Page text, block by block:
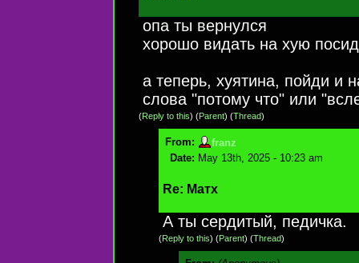
опа ты вернулся
хорошо видать на хую
а теперь, хуятина, пойди и
слова "потому что" или
(Reply to this) (Parent) (Thread)
From:
franz
Date: May 13th, 2025 - 10:23 am
Re: Матх
А ты сердитый, педичка.
(Reply to this) (Parent) (Thread)